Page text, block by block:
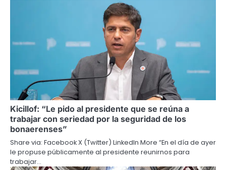
Kicillof: “Le pido al presidente que se reúna a
trabajar con seriedad por la seguridad de los
bonaerenses”
Share via: Facebook X (Twitter) LinkedIn More “En el día de ayer
le propuse públicamente al presidente reunirnos para
trabajar…